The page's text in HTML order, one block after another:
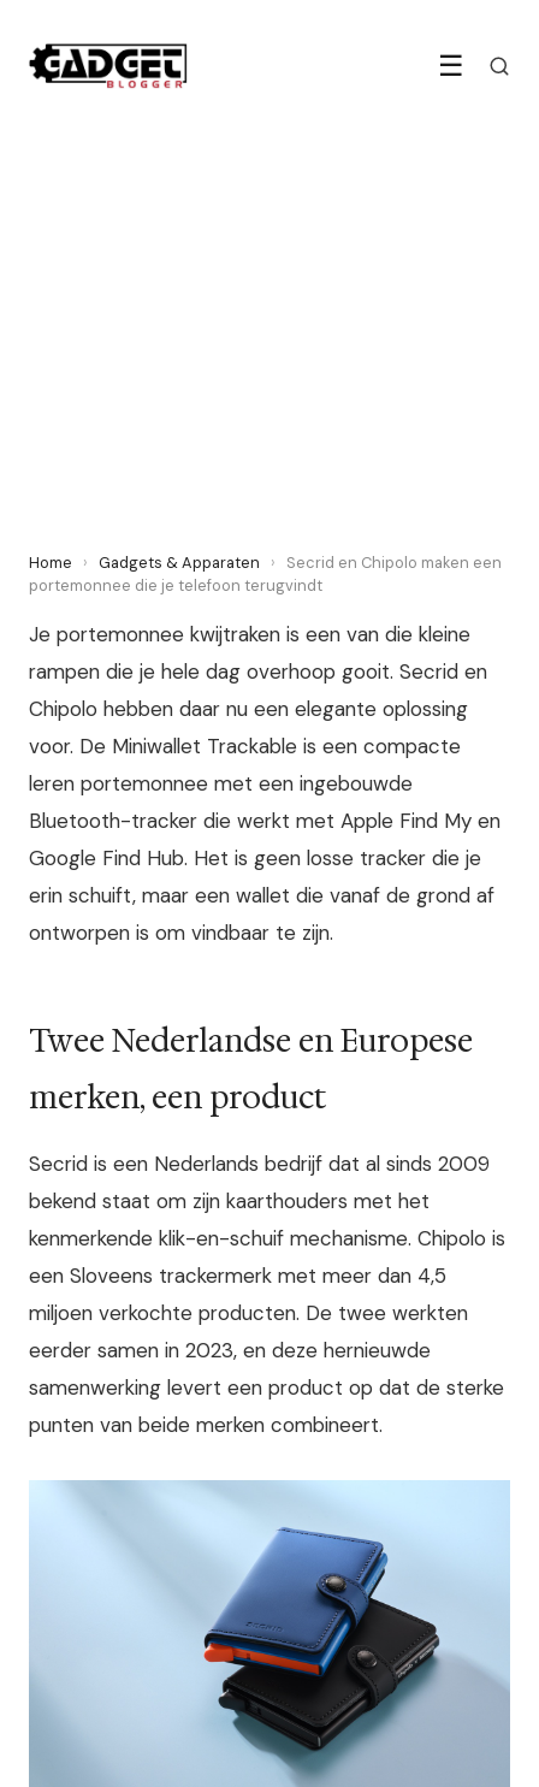
☰
Home › Gadgets & Apparaten ›
Secrid en Chipolo maken een
portemonnee die je telefoon terugvindt
Je portemonnee kwijtraken is een van die kleine
rampen die je hele dag overhoop gooit. Secrid en
Chipolo hebben daar nu een elegante oplossing
voor. De Miniwallet Trackable is een compacte
leren portemonnee met een ingebouwde
Bluetooth-tracker die werkt met Apple Find My en
Google Find Hub. Het is geen losse tracker die je
erin schuift, maar een wallet die vanaf de grond af
ontworpen is om vindbaar te zijn.
Twee Nederlandse en Europese
merken, een product
Secrid is een Nederlands bedrijf dat al sinds 2009
bekend staat om zijn kaarthouders met het
kenmerkende klik-en-schuif mechanisme. Chipolo is
een Sloveens trackermerk met meer dan 4,5
miljoen verkochte producten. De twee werkten
eerder samen in 2023, en deze hernieuwde
samenwerking levert een product op dat de sterke
punten van beide merken combineert.